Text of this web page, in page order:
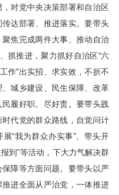
对党中央决策部署和自治区
达部署、推进落实。要带头
焦完成两件大事、推动自治
抓推进，聚力抓好自治区“六
作”出实招、求实效，不折不
城乡建设、民生保障、改革
履好职、尽好责。要带头践
代党的群众路线，自觉问计
“我为群众办实事”、带头开
到"等活动，下大力气解决群
障等方面问题。要带头以严
进全面从严治党，一体推进